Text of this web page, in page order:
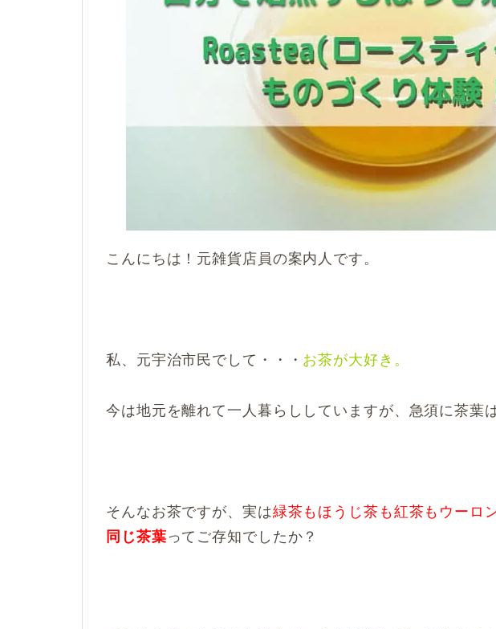
こんにちは！元雑貨店員の案内人です。
私、元宇治市民でして・・・ お茶が大好き。
今は地元を離れて一人暮らししていますが、急須に茶葉
そんなお茶ですが、実は緑茶もほうじ茶も紅茶もウーロ
同じ茶葉ってご存知でしたか？